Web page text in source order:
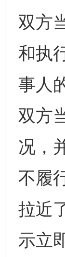
双方
和执
事人
双方
况，
不履
拉近
示立